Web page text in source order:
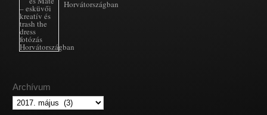
Horvátországban
Archívum
Archívum